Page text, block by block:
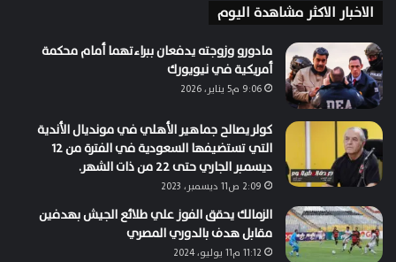
الاخبار الاكثر مشاهدة اليوم
مادورو وزوجته يدفعان ببراءتهما أمام محكمة
أمريكية في نيويورك
9:06 م5 يناير، 2026
كولر يصالح جماهير الأهلي في مونديال الأندية
التي تستضيفها السعودية في الفترة من 12
ديسمبر الجاري حتى 22 من ذات الشهر.
2:09 ص11 ديسمبر، 2023
الزمالك يحقق الفوز علي طلائع الجيش بهدفين
مقابل هدف بالدوري المصري
11:12 م11 يوليو، 2024